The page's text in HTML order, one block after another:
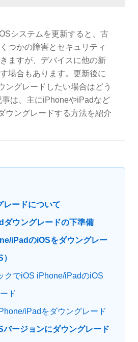
システムを更新すると、古
つかの障害とセキュリティ
ますが、デバイスに他の新
場合もあります。更新後に
ングレードしたい場合はどう
事は、主にiPhoneやiPadなど
ウングレードする方法を紹介
レードについて
ウングレードの下準備
iPadのiOSをダウングレー
クでiOS iPhone/iPadのiOS
ド
iPadをダウングレード
バージョンにダウングレード